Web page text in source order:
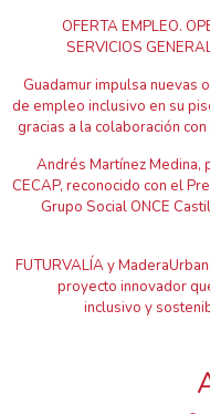
OFERTA EMPLEO.
SERVICIOS
Guadamur impulsa nuevas
de empleo inclusivo en su
gracias a la colaboración con
Andrés Martínez Medina,
CECAP, reconocido con el
Grupo Social ONCE
FUTURVALÍA y
proyecto innovador
inclusivo y